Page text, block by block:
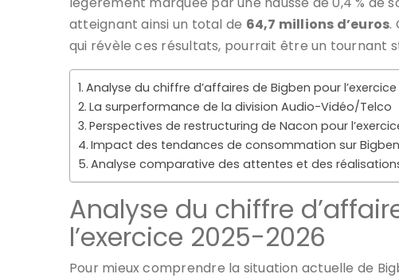
atteignant ainsi un total de 64,7 millions d’euros.
qui révèle ces résultats, pourrait être un tournant
Analyse du chiffre d’affaires de Bigben pour
La surperformance de la division Audio-Vidéo/Telco
Perspectives de restructuring de Nacon pour
Impact des tendances de consommation sur Bigben
Analyse comparative des attentes et des
Analyse du chiffre
l’exercice 2025-2026
Pour mieux comprendre la situation actuelle de